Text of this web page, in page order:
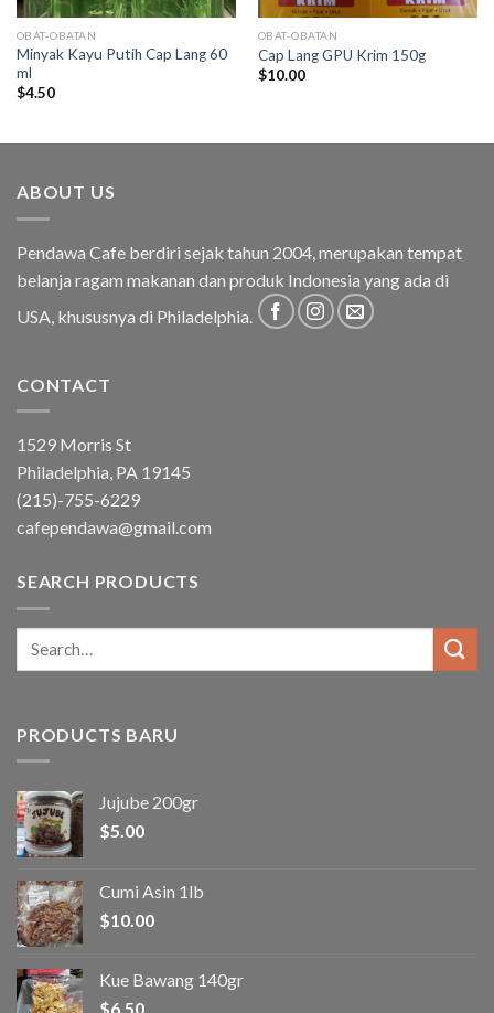
OBAT-OBATAN
Minyak Kayu Putih Cap Lang 60
ml
$4.50
OBAT-OBATAN
Cap Lang GPU Krim 150g
$10.00
ABOUT US
Pendawa Cafe berdiri sejak tahun 2004, merupakan tempat
belanja ragam makanan dan produk Indonesia yang ada di
USA, khususnya di Philadelphia.
CONTACT
1529 Morris St
Philadelphia, PA 19145
(215)-755-6229
cafependawa@gmail.com
SEARCH PRODUCTS
Search
PRODUCTS BARU
Jujube 200gr
$5.00
Cumi Asin 1lb
$10.00
Kue Bawang 140gr
$6.50